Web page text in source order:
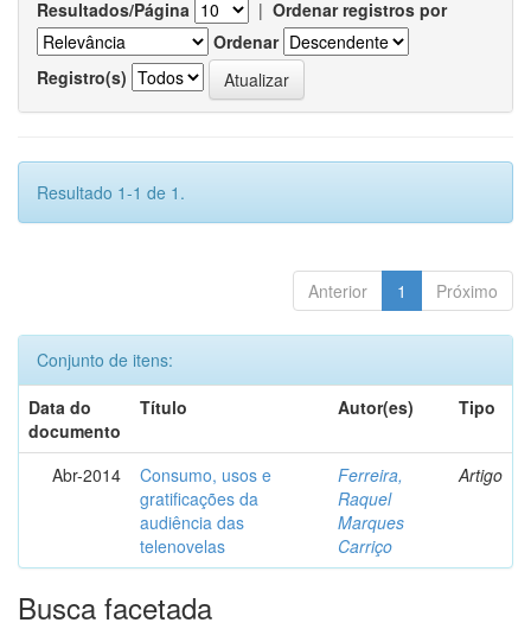
Resultados/Página | Ordenar registros por
Ordenar
Registro(s)
Resultado 1-1 de 1.
Anterior 1 Próximo
Conjunto de itens:
Data do
documento
Título Autor(es) Tipo
Abr-2014
Consumo, usos e
gratificações da
audiência das
telenovelas
Ferreira,
Raquel
Marques
Carriço
Artigo
Busca facetada